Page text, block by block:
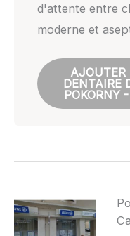
d'attente entre
moderne et
DENTAIRE
POKORNY